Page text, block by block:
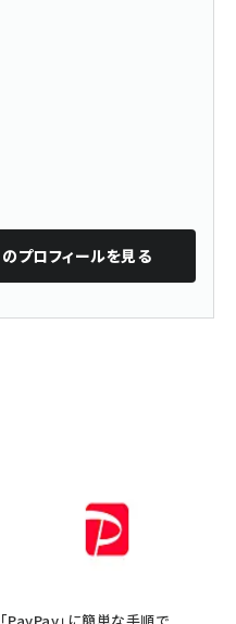
のプロフィールを見る